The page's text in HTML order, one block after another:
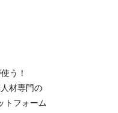
う！
材専門の
トフォーム